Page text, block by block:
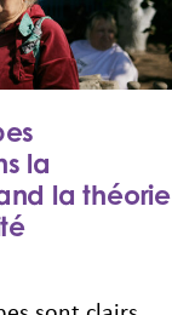
la
la théorie